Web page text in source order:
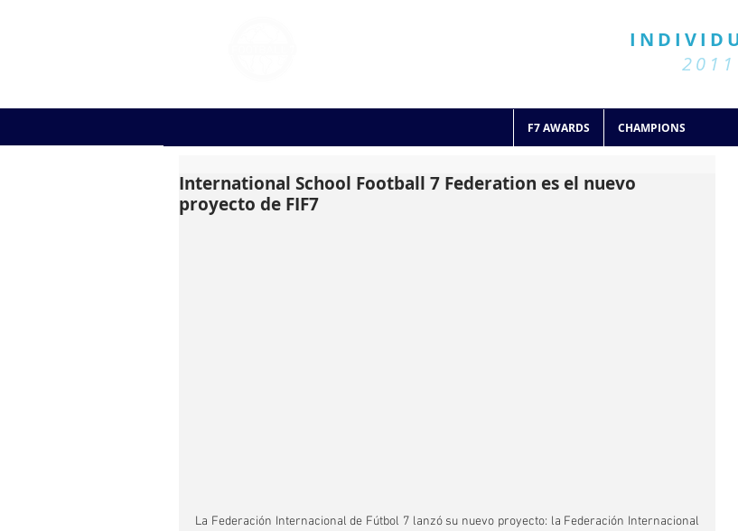
F7 AWARDS CHAMPIONS
International School Football 7 Federation es el nuevo
proyecto de FIF7
La Federación Internacional de Fútbol 7 lanzó su nuevo proyecto: la Federación Internacional